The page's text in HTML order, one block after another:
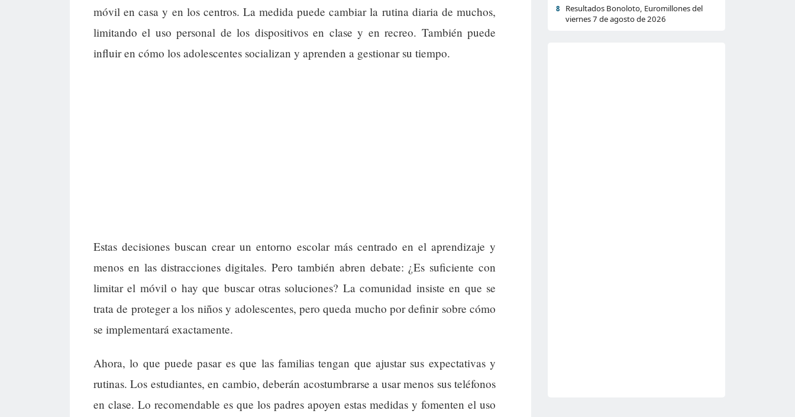
móvil en casa y en los centros. La medida puede cambiar la rutina diaria de muchos,
limitando el uso personal de los dispositivos en clase y en recreo. También puede
influir en cómo los adolescentes socializan y aprenden a gestionar su tiempo.
Estas decisiones buscan crear un entorno escolar más centrado en el aprendizaje y
menos en las distracciones digitales. Pero también abren debate: ¿Es suficiente con
limitar el móvil o hay que buscar otras soluciones? La comunidad insiste en que se
trata de proteger a los niños y adolescentes, pero queda mucho por definir sobre cómo
se implementará exactamente.
Ahora, lo que puede pasar es que las familias tengan que ajustar sus expectativas y
rutinas. Los estudiantes, en cambio, deberán acostumbrarse a usar menos sus teléfonos
en clase. Lo recomendable es que los padres apoyen estas medidas y fomenten el uso
8
Resultados Bonoloto, Euromillones del
viernes 7 de agosto de 2026